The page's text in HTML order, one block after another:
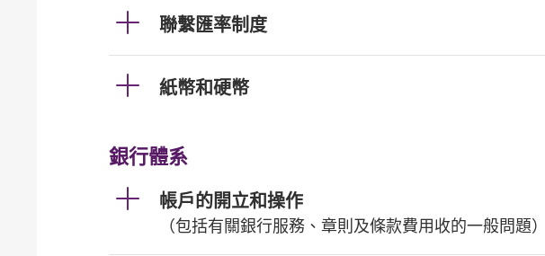
聯繫匯率制度
紙幣和硬幣
銀行體系
帳戶的開立和操作
（包括有關銀行服務、章則及條款費用收的一般問題）